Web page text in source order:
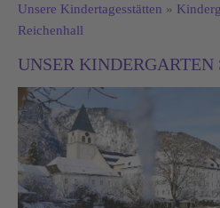
Unsere Kindertagesstätten »
Reichenhall
UNSER